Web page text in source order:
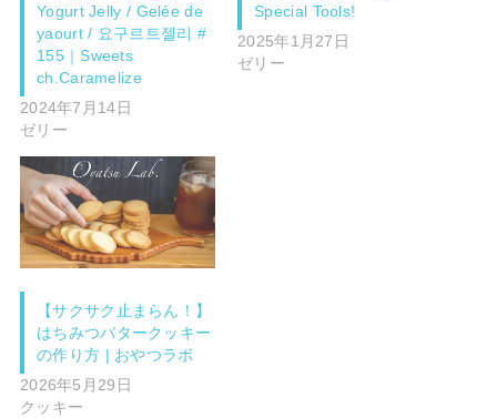
Yogurt Jelly / Gelée de
yaourt / 요구르트젤리 #
155｜Sweets
ch.Caramelize
2024年7月14日
ゼリー
Special Tools!
2025年1月27日
ゼリー
【サクサク止まらん！】
はちみつバタークッキー
の作り方 | おやつラボ
2026年5月29日
クッキー